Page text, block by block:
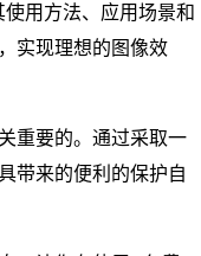
用方法、应用场景和
实现理想的图像效
重要的。通过采取一
带来的便利的保护自